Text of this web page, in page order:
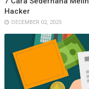
Hacker
DECEMBER 02, 2025